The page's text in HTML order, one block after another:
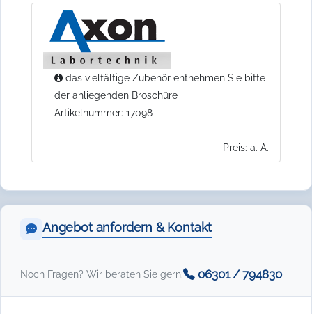
das vielfältige Zubehör entnehmen Sie bitte
der anliegenden Broschüre
Artikelnummer: 17098
Preis: a. A.
Angebot anfordern & Kontakt
Noch Fragen? Wir beraten Sie gern: 06301 / 794830